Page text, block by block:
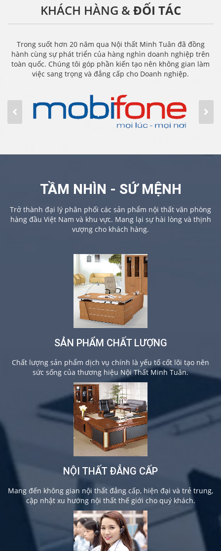
KHÁCH HÀNG &ĐỐI TÁC
Trong suốt hơn 20 năm qua Nội thất Minh Tuân đã đồng
hành cùng sự phát triển của hàng nghìn doanh nghiệp trên
toàn quốc. Chúng tôi góp phần kiến tạo nên không gian làm
việc sang trọng và đẳng cấp cho Doanh nghiệp.
TẦM NHÌN - SỨ MỆNH
Trở thành đại lý phân phối các sản phẩm nội thất văn phòng
hàng đầu Việt Nam và khu vực. Mang lại sự hài lòng và thịnh
vượng cho khách hàng.
SẢN PHẨM CHẤT LƯỢNG
Chất lượng sản phẩm dịch vụ chính là yếu tố cốt lõi tạo nên
sức sống của thương hiệu Nội Thất Minh Tuân.
NỘI THẤT ĐẲNG CẤP
Mang đến không gian nội thất đẳng cấp, hiện đại và trẻ trung,
cập nhật xu hướng nội thất thế giới cho quý khách.